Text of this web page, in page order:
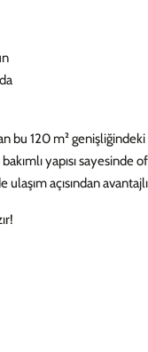
bu 120 m²
yapısı
açısından